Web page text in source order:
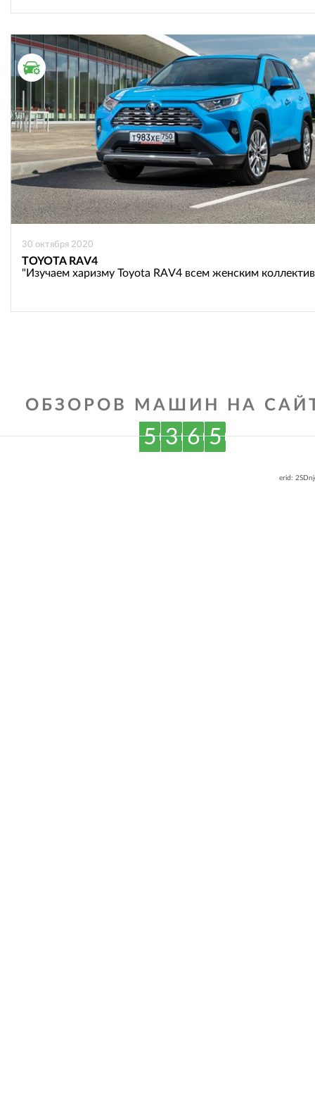
ТЕСТ ДРАЙВ
30 октября 2020
TOYOTA RAV4
"Изучаем харизму Toyota RAV4 всем женским
ОБЗОРОВ МАШИН НА
5 3 6 5
erid: